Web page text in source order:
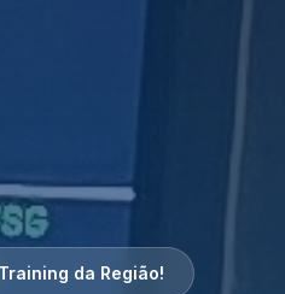
da Região!